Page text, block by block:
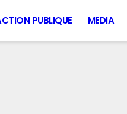
PUBLIQUE MEDIA